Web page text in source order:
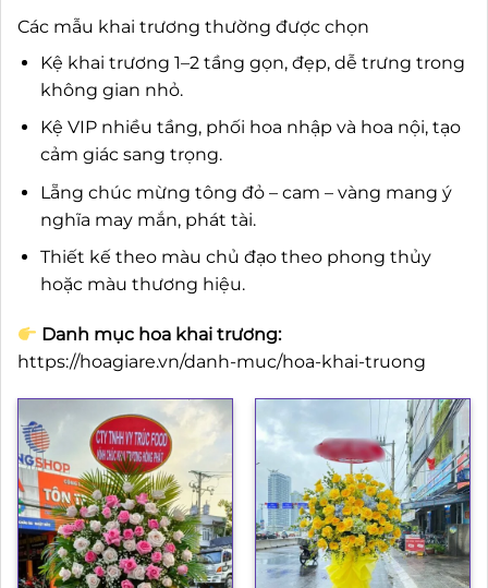
Các mẫu khai trương thường được chọn
Kệ khai trương 1–2 tầng gọn, đẹp, dễ trưng trong
không gian nhỏ.
Kệ VIP nhiều tầng, phối hoa nhập và hoa nội, tạo
cảm giác sang trọng.
Lẵng chúc mừng tông đỏ – cam – vàng mang ý
nghĩa may mắn, phát tài.
Thiết kế theo màu chủ đạo theo phong thủy
hoặc màu thương hiệu.
Danh mục hoa khai trương:
https://hoagiare.vn/danh-muc/hoa-khai-truong